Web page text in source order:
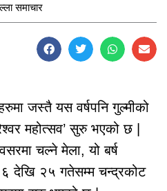
समाचार
जस्तै यस वर्षपनि गुल्मीको
महोत्सव’ सुरु भएको छ |
चल्ने मेला, यो बर्ष
देखि २५ गतेसम्म चन्द्रकोट